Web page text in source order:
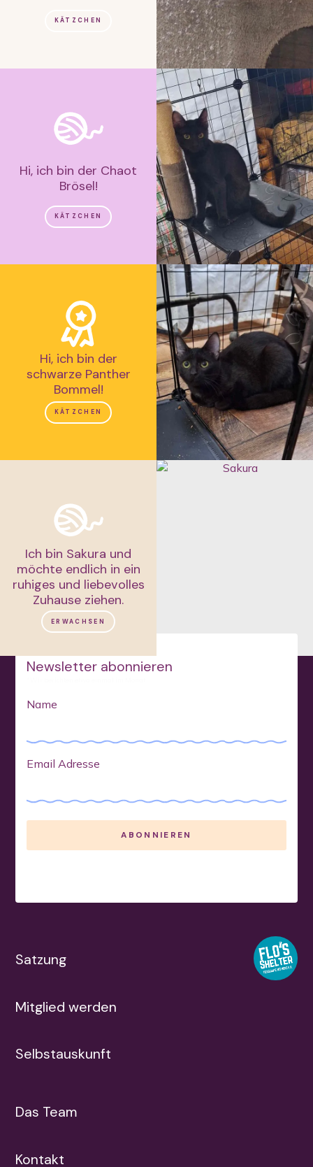
KÄTZCHEN
Hi, ich bin der Chaot
Brösel!
KÄTZCHEN
Hi, ich bin der
schwarze Panther
Bommel!
KÄTZCHEN
Ich bin Sakura und
möchte endlich in ein
ruhiges und liebevolles
Zuhause ziehen.
ERWACHSEN
Newsletter abonnieren
Name
Email Adresse
Satzung
Mitglied werden
Selbstauskunft
Das Team
Kontakt